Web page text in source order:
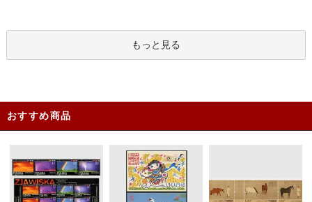
もっと見る
おすすめ商品